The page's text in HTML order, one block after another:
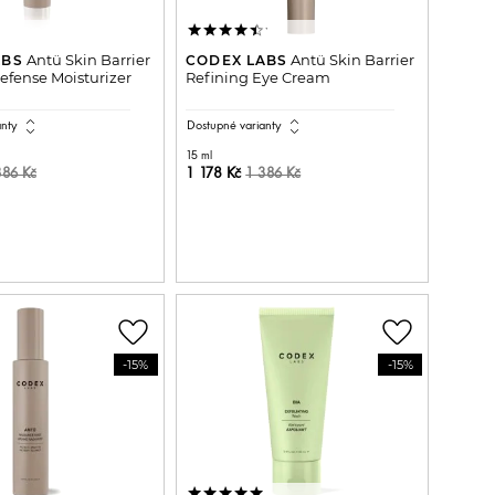
Antü Skin Barrier
Moisturizer
expand_all
Kč
CODEX LABS Antü Skin Barrier
Refining Eye Cream
Dostupné varianty expand_all
15 ml
1 178 Kč1 386 Kč
-15%
favorite_border
-15%
favorite_border